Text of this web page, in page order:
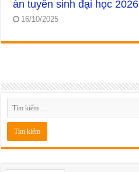
án tuyển sinh đại học 2026
16/10/2025